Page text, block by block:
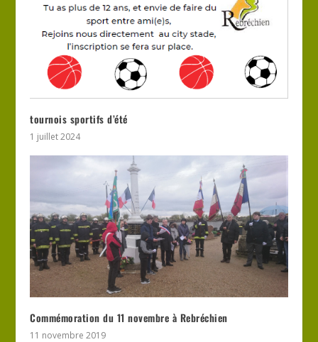
tournois sportifs d’été
1 juillet 2024
Commémoration du 11 novembre à Rebréchien
11 novembre 2019